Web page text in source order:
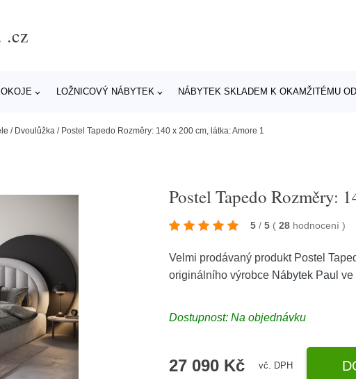
.cz
LOŽNICOVÝ NÁBYTEK NÁBYTEK SKLADEM K OKAMŽITÉMU
/ Dvoulůžka / Postel Tapedo Rozměry: 140 x 200 cm, látka: Amore 1
Postel Tapedo Rozměry:
5 / 5 ( 28 hodnocení)
Velmi prodávaný produkt Postel
originálního výrobce Nábytek Paul ve
Dostupnost: Na objednávku
27 090 Kč vč. DPH